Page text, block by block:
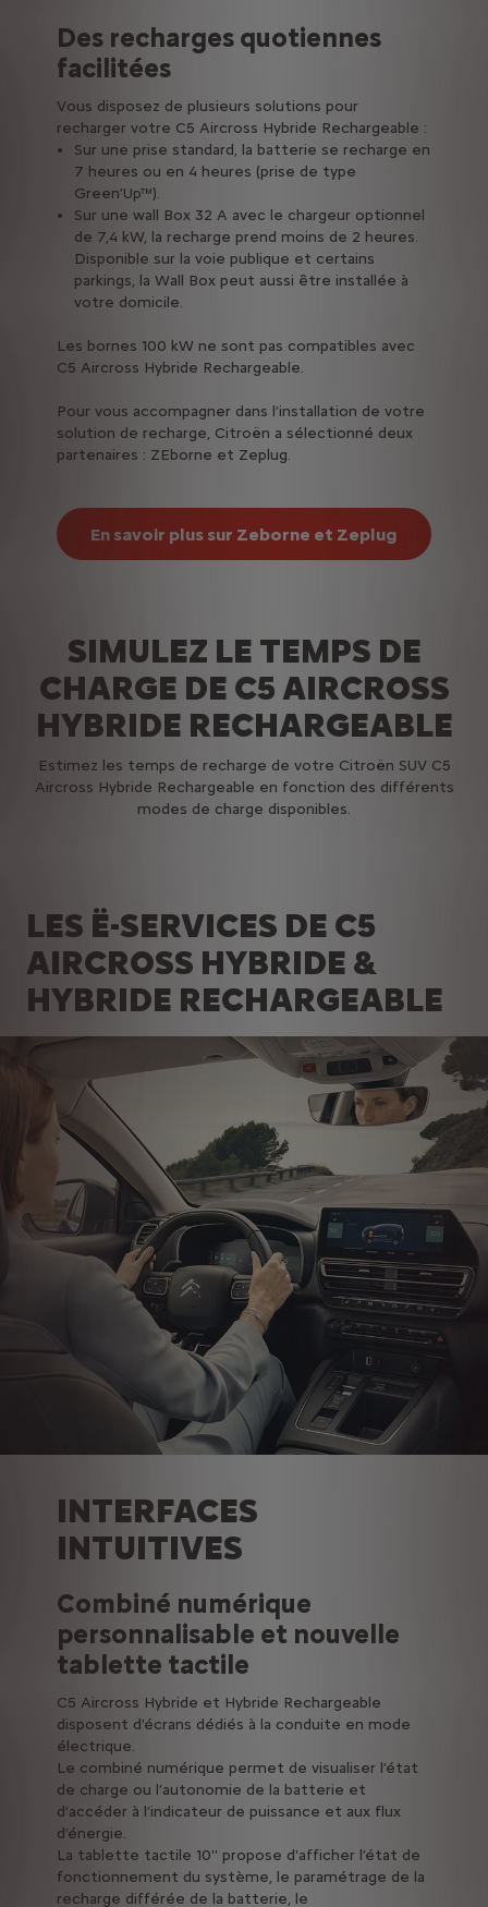
Des recharges quotiennes
facilitées
Vous disposez de plusieurs solutions pour
recharger votre C5 Aircross Hybride Rechargeable :
Sur une prise standard, la batterie se recharge en
7 heures ou en 4 heures (prise de type
Green’Up™).
Sur une wall Box 32 A avec le chargeur optionnel
de 7,4 kW, la recharge prend moins de 2 heures.
Disponible sur la voie publique et certains
parkings, la Wall Box peut aussi être installée à
votre domicile.
Les bornes 100 kW ne sont pas compatibles avec
C5 Aircross Hybride Rechargeable.
Pour vous accompagner dans l’installation de votre
solution de recharge, Citroën a sélectionné deux
partenaires : ZEborne et Zeplug.
En savoir plus sur Zeborne et Zeplug
SIMULEZ LE TEMPS DE
CHARGE DE C5 AIRCROSS
HYBRIDE RECHARGEABLE
Estimez les temps de recharge de votre Citroën SUV C5
Aircross Hybride Rechargeable en fonction des différents
modes de charge disponibles.
LES Ë-SERVICES DE C5
AIRCROSS HYBRIDE &
HYBRIDE RECHARGEABLE
INTERFACES
INTUITIVES
Combiné numérique
personnalisable et nouvelle
tablette tactile
C5 Aircross Hybride et Hybride Rechargeable
disposent d'écrans dédiés à la conduite en mode
électrique.
Le combiné numérique permet de visualiser l’état
de charge ou l’autonomie de la batterie et
d’accéder à l’indicateur de puissance et aux flux
d’énergie.
La tablette tactile 10'' propose d'afficher l’état de
fonctionnement du système, le paramétrage de la
recharge différée de la batterie, le